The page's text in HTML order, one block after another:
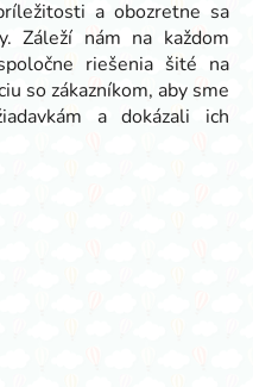
a obozretne sa
Záleží nám na každom
riešenia šité na
so zákazníkom, aby sme
a dokázali ich